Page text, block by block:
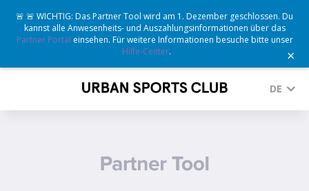
🚨 🚨 WICHTIG: Das Partner Tool wird am 1. Dezember geschlossen. Du
kannst alle Anwesenheits- und Auszahlungsinformationen über das
Partner Portal einsehen. Für weitere Informationen besuche bitte unser
Hilfe-Center. ×
DE